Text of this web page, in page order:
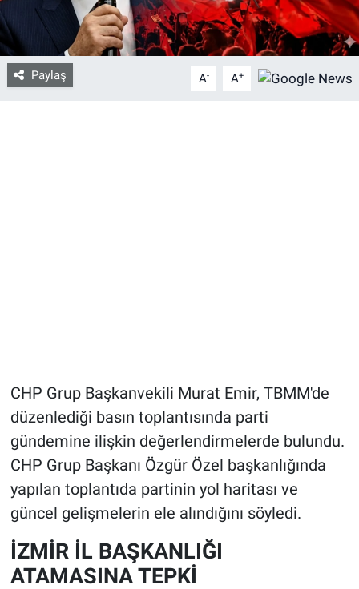
Paylaş A- A+
CHP Grup Başkanvekili Murat Emir, TBMM'de
düzenlediği basın toplantısında parti
gündemine ilişkin değerlendirmelerde bulundu.
CHP Grup Başkanı Özgür Özel başkanlığında
yapılan toplantıda partinin yol haritası ve
güncel gelişmelerin ele alındığını söyledi.
İZMİR İL BAŞKANLIĞI
ATAMASINA TEPKİ
Gözden Kaçmasın
İletişim (Künye)